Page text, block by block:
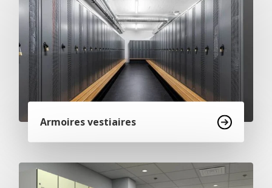
Armoires vestiaires